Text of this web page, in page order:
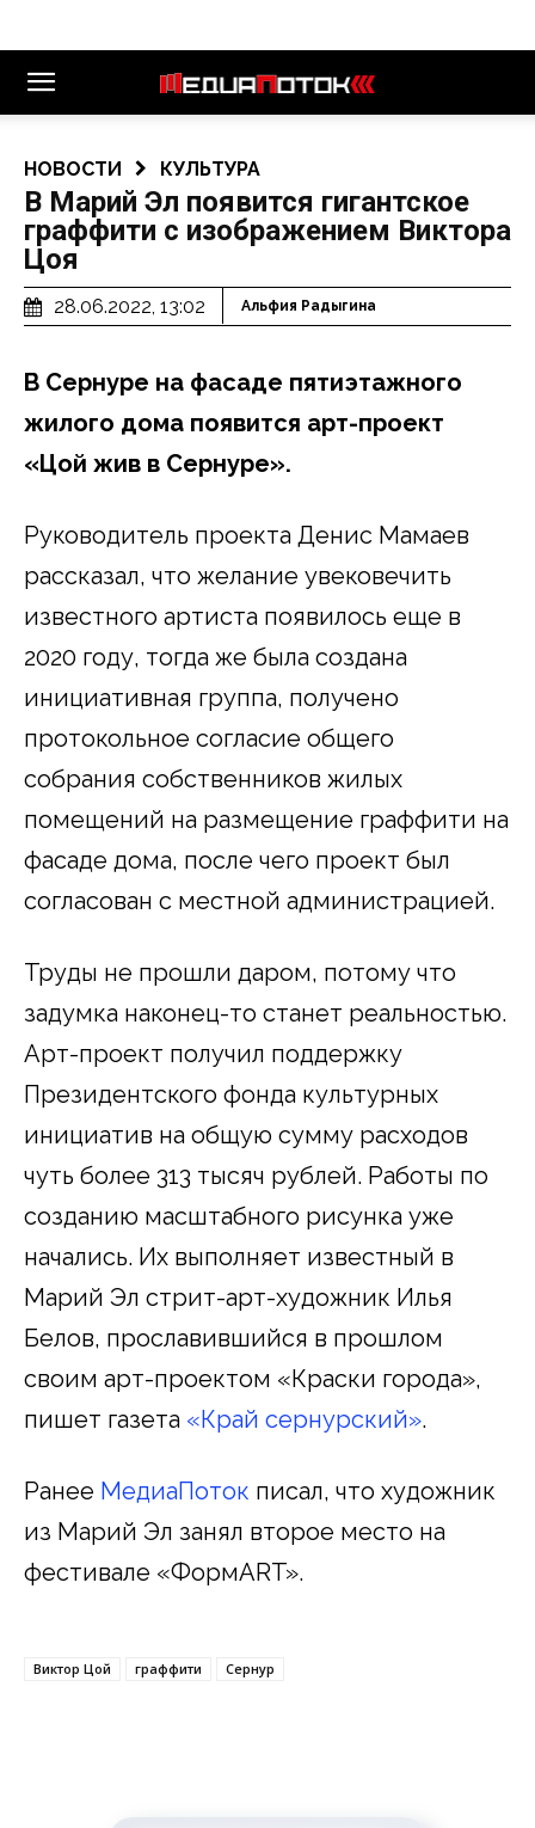
НОВОСТИ КУЛЬТУРА
В Марий Эл появится гигантское
граффити с изображением Виктора
Цоя
28.06.2022, 13:02 Альфия Радыгина
В Сернуре на фасаде пятиэтажного
жилого дома появится арт-проект
«Цой жив в Сернуре».
Руководитель проекта Денис Мамаев
рассказал, что желание увековечить
известного артиста появилось еще в
2020 году, тогда же была создана
инициативная группа, получено
протокольное согласие общего
собрания собственников жилых
помещений на размещение граффити на
фасаде дома, после чего проект был
согласован с местной администрацией.
Труды не прошли даром, потому что
задумка наконец-то станет реальностью.
Арт-проект получил поддержку
Президентского фонда культурных
инициатив на общую сумму расходов
чуть более 313 тысяч рублей. Работы по
созданию масштабного рисунка уже
начались. Их выполняет известный в
Марий Эл стрит-арт-художник Илья
Белов, прославившийся в прошлом
своим арт-проектом «Краски города»,
пишет газета «Край сернурский».
Ранее МедиаПоток писал, что художник
из Марий Эл занял второе место на
фестивале «ФормART».
Виктор Цой граффити Сернур